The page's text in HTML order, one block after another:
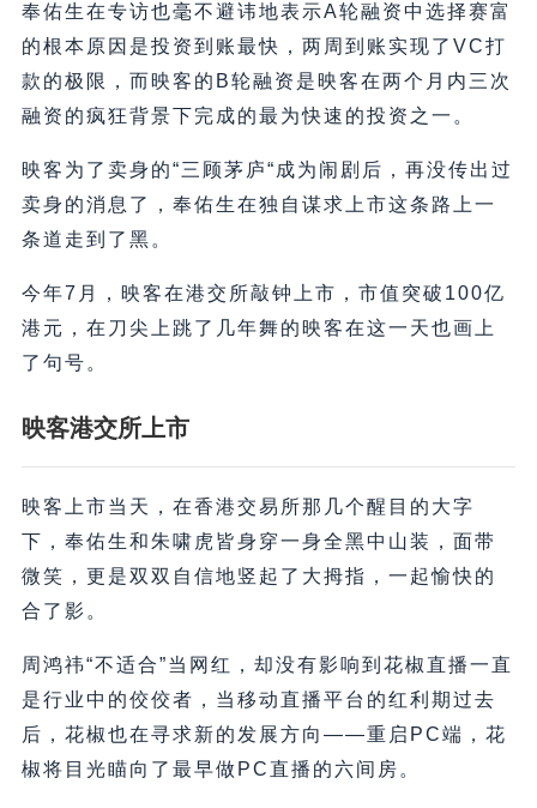
奉佑生在专访也毫不避讳地表示A轮融资中选择赛富
的根本原因是投资到账最快，两周到账实现了VC打
款的极限，而映客的B轮融资是映客在两个月内三次
融资的疯狂背景下完成的最为快速的投资之一。
映客为了卖身的“三顾茅庐“成为闹剧后，再没传出过
卖身的消息了，奉佑生在独自谋求上市这条路上一
条道走到了黑。
今年7月，映客在港交所敲钟上市，市值突破100亿
港元，在刀尖上跳了几年舞的映客在这一天也画上
了句号。
映客港交所上市
映客上市当天，在香港交易所那几个醒目的大字
下，奉佑生和朱啸虎皆身穿一身全黑中山装，面带
微笑，更是双双自信地竖起了大拇指，一起愉快的
合了影。
周鸿祎“不适合”当网红，却没有影响到花椒直播一直
是行业中的佼佼者，当移动直播平台的红利期过去
后，花椒也在寻求新的发展方向——重启PC端，花
椒将目光瞄向了最早做PC直播的六间房。